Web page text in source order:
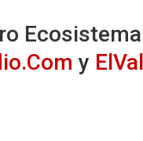
Ecosistema
y